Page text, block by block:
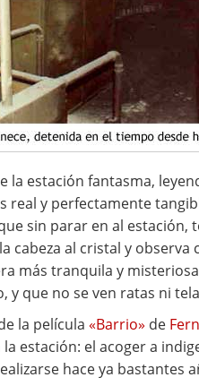
la estación fantasma,
real y perfectamente
sin parar en al estación,
cabeza al cristal y observa
más tranquila y
que no se ven ratas ni
la película «Barrio» de
estación: el acoger a
hace ya bastantes